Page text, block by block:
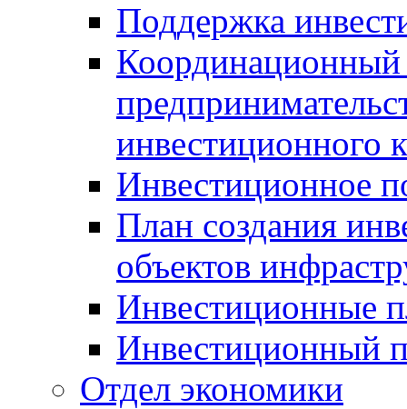
Поддержка
Координационный
инвестиционного
Инвестиционное
План создания
объектов
Инвестиционные
Инвестиционный
Отдел экономики